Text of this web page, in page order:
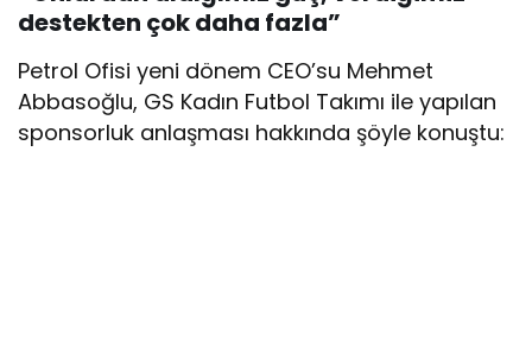
destekten çok daha fazla”
Petrol Ofisi yeni dönem CEO’su Mehmet
Abbasoğlu, GS Kadın Futbol Takımı ile yapılan
sponsorluk anlaşması hakkında şöyle konuştu: